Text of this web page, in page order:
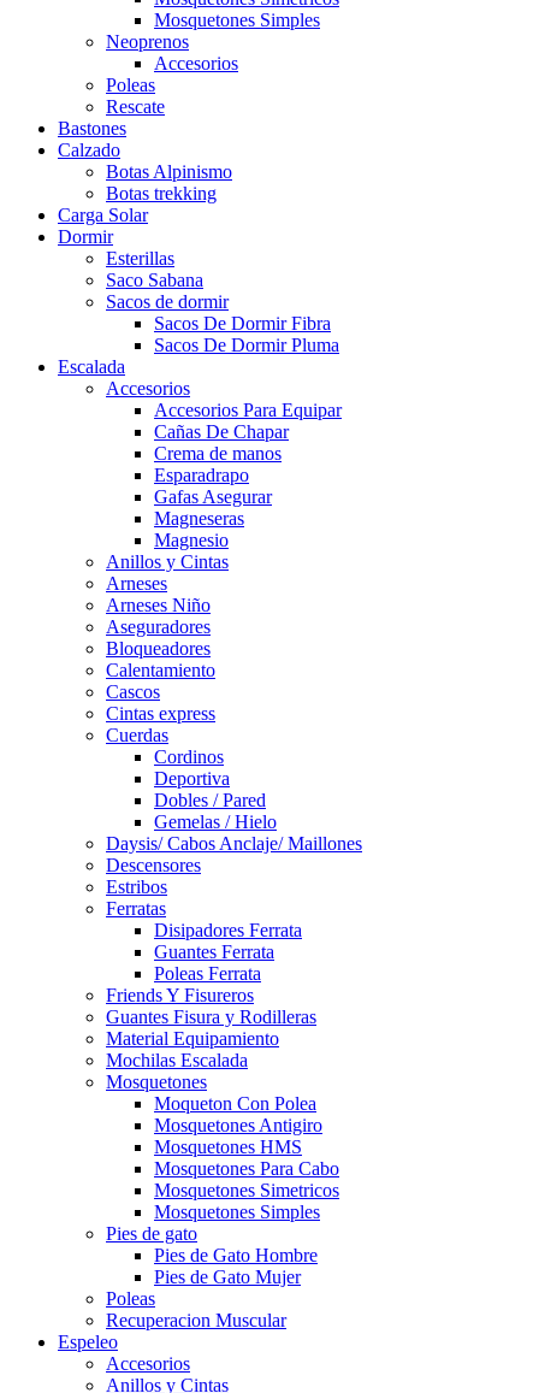
Mosquetones Simples
Neoprenos
Accesorios
Poleas
Rescate
Bastones
Calzado
Botas Alpinismo
Botas trekking
Carga Solar
Dormir
Esterillas
Saco Sabana
Sacos de dormir
Sacos De Dormir Fibra
Sacos De Dormir Pluma
Escalada
Accesorios
Accesorios Para Equipar
Cañas De Chapar
Crema de manos
Esparadrapo
Gafas Asegurar
Magneseras
Magnesio
Anillos y Cintas
Arneses
Arneses Niño
Aseguradores
Bloqueadores
Calentamiento
Cascos
Cintas express
Cuerdas
Cordinos
Deportiva
Dobles / Pared
Gemelas / Hielo
Daysis/ Cabos Anclaje/ Maillones
Descensores
Estribos
Ferratas
Disipadores Ferrata
Guantes Ferrata
Poleas Ferrata
Friends Y Fisureros
Guantes Fisura y Rodilleras
Material Equipamiento
Mochilas Escalada
Mosquetones
Moqueton Con Polea
Mosquetones Antigiro
Mosquetones HMS
Mosquetones Para Cabo
Mosquetones Simetricos
Mosquetones Simples
Pies de gato
Pies de Gato Hombre
Pies de Gato Mujer
Poleas
Recuperacion Muscular
Espeleo
Accesorios
Anillos y Cintas